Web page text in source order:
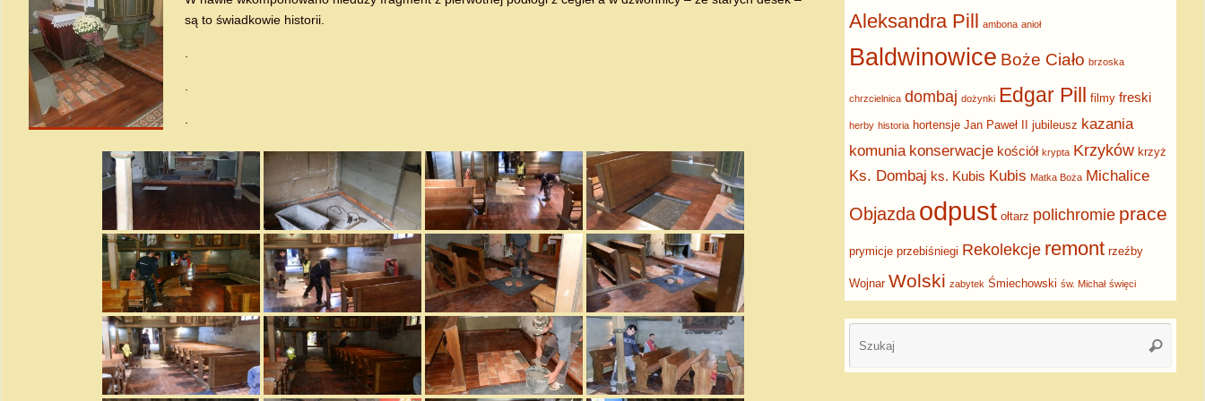
są to świadkowie historii.
Aleksandra Pill ambona anioł
Baldwinowice Boże Ciało brzoska
chrzcielnica dombaj dożynki Edgar Pill filmy freski
herby historia hortensje Jan Paweł II jubileusz kazania
komunia konserwacje kościół krypta Krzyków krzyż
Ks. Dombaj ks. Kubis Kubis Matka Boża Michalice
Objazda odpust ołtarz polichromie prace
prymicje przebiśniegi Rekolekcje remont rzeźby
Wojnar Wolski zabytek Śmiechowski św. Michał święci